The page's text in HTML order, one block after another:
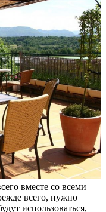
вместе со всеми
всего, нужно
использоваться,